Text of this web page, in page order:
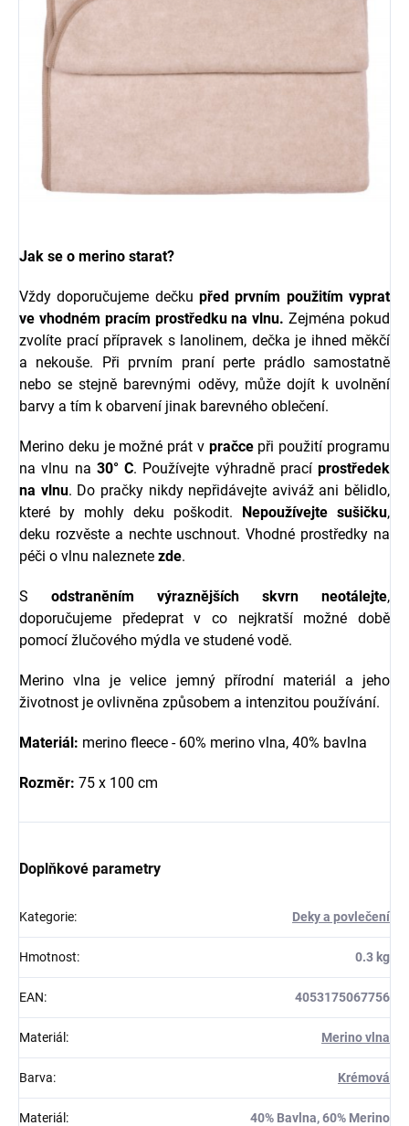
Jak se o merino starat?
Vždy doporučujeme dečku před prvním použitím vyprat
ve vhodném pracím prostředku na vlnu. Zejména pokud
zvolíte prací přípravek s lanolinem, dečka je ihned měkčí
a nekouše. Při prvním praní perte prádlo samostatně
nebo se stejně barevnými oděvy, může dojít k uvolnění
barvy a tím k obarvení jinak barevného oblečení.
Merino deku je možné prát v pračcepři použití programu
na vlnu na 30° C. Používejte výhradně prací prostředek
na vlnu. Do pračky nikdy nepřidávejte aviváž ani bělidlo,
které by mohly deku poškodit. Nepoužívejte sušičku,
deku rozvěste a nechte uschnout. Vhodné prostředky na
péči o vlnu naleznete zde.
S odstraněním výraznějších skvrn neotálejte,
doporučujeme předeprat v co nejkratší možné době
pomocí žlučového mýdla ve studené vodě.
Merino vlna je velice jemný přírodní materiál a jeho
životnost je ovlivněna způsobem a intenzitou používání.
Materiál: merino fleece - 60% merino vlna, 40% bavlna
Rozměr: 75 x 100 cm
Doplňkové parametry
Kategorie: Deky a povlečení
Hmotnost: 0.3 kg
EAN: 4053175067756
Materiál: Merino vlna
Barva: Krémová
Materiál: 40% Bavlna, 60% Merino